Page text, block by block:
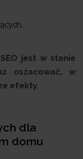
jest w stanie
oszacować, w
efekty.
dla
domu